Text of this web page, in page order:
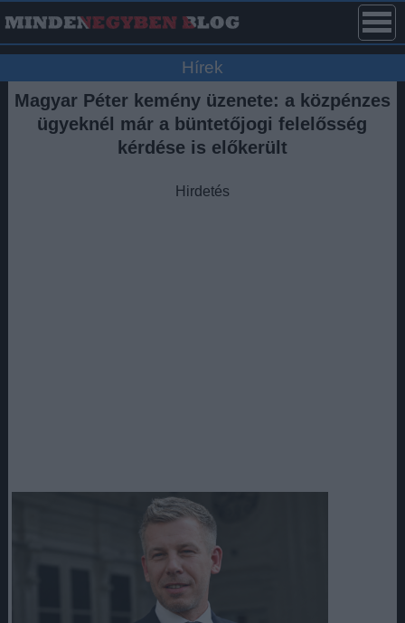
Hírek
Magyar Péter kemény üzenete: a közpénzes
ügyeknél már a büntetőjogi felelősség
kérdése is előkerült
Hirdetés